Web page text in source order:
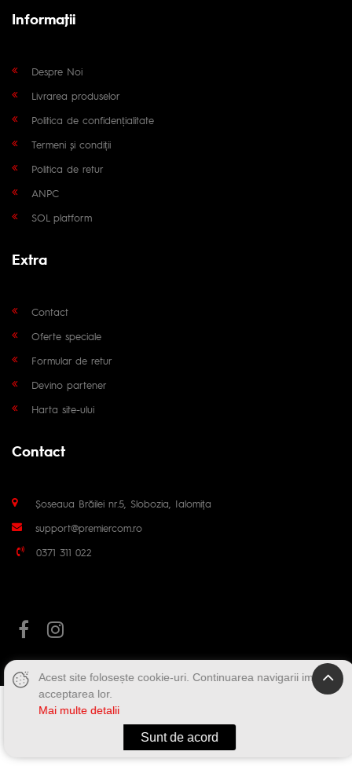
Informaţii
Despre Noi
Livrarea produselor
Politica de confidențialitate
Termeni și condiții
Politica de retur
ANPC
SOL platform
Extra
Contact
Oferte speciale
Formular de retur
Devino partener
Harta site-ului
Contact
Șoseaua Brăilei nr.5, Slobozia, Ialomița
support@premiercom.ro
0371 311 022
Acest site folosește cookie-uri. Continuarea navigarii implica
acceptarea lor.
Mai multe detalii
Sunt de acord